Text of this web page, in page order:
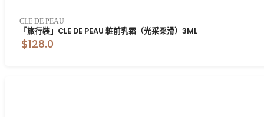
CLE DE PEAU
「旅行裝」CLE DE PEAU 粧前乳霜（光采柔滑）3ML
$128.0